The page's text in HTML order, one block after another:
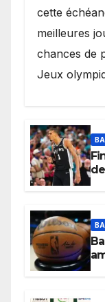
cette
meilleures
chances de
Jeux